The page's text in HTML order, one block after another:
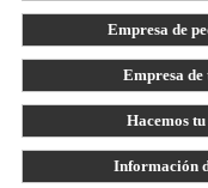
Empresa de
Empresa
Hacemos
Información